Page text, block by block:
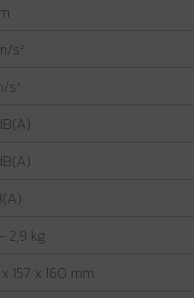
s²
s²
2,9 kg
157 x 160 mm